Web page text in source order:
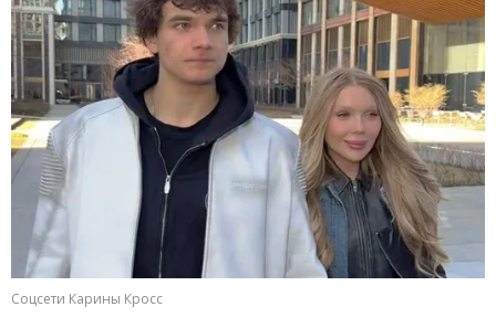
Соцсети Карины Кросс